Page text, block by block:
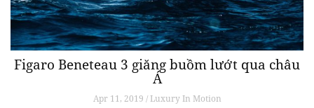
Figaro Beneteau 3 giăng buồm lướt qua châu
Á
Apr 11, 2019 / Luxury In Motion